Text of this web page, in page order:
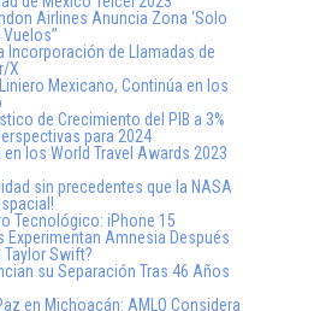
Airlines Anuncia Zona ‘Solo
Incorporación de Llamadas de
X
Mexicano, Continúa en los
de Crecimiento del PIB a 3%
para 2024
los World Travel Awards 2023
sin precedentes que la NASA
Tecnológico: iPhone 15
Experimentan Amnesia Después
Swift?
su Separación Tras 46 Años
en Michoacán: AMLO Considera